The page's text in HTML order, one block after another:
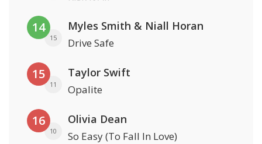
14
15
Myles Smith & Niall Horan
Drive Safe
15
11
Taylor Swift
Opalite
16
10
Olivia Dean
So Easy (To Fall In Love)